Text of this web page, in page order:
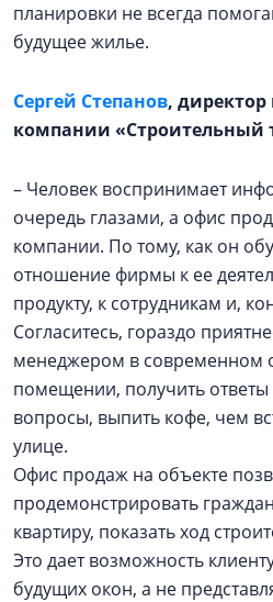
планировки не всегда
будущее жилье.
Сергей Степанов,
компании «Строительный
– Человек воспринимает
очередь глазами, а офис
компании. По тому, как он
отношение фирмы к ее
продукту, к сотрудникам и,
Согласитесь, гораздо
менеджером в современном
помещении, получить
вопросы, выпить кофе, чем
улице.
Офис продаж на объекте
продемонстрировать
квартиру, показать ход
Это дает возможность
будущих окон, а не